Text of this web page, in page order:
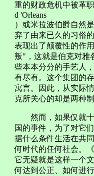
重的财政危机中被革
d 'Orleans
）或米拉波伯爵自然
弃了由来已久的习俗
表现出了颠覆性的作
叛"，这就是伯克对雅
些本本分分的手艺人
有尽有。这个集团的
寓言。因此，从实际
克所关心的却是两种制
然而，如果仅就十
国的事件，为了对它
据什么条件生活在共
何时代的任何社会。
它无疑就是这样一个
何达到公正、如何进